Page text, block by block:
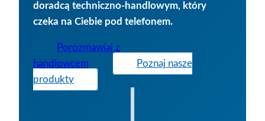
doradcą techniczno-handlowym, który
czeka na Ciebie pod telefonem.
Porozmawiaj z
handlowcem
Poznaj nasze
produkty